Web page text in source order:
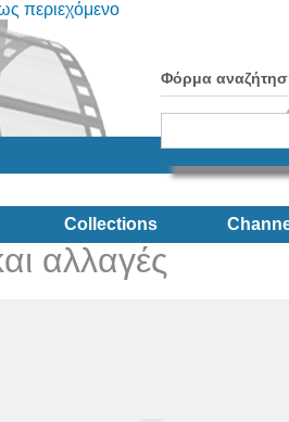
περιεχόμενο
Φόρμα
Collections
αλλαγές